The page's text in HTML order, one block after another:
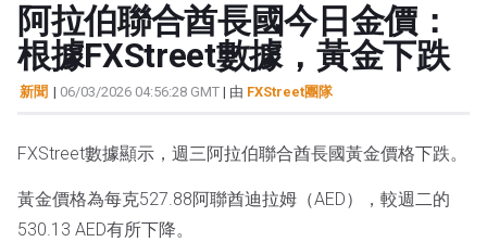
阿拉伯聯合酋長國今日金價：
根據FXStreet數據，黃金下跌
新聞 | 06/03/2026 04:56:28 GMT | 由 FXStreet團隊
FXStreet數據顯示，週三阿拉伯聯合酋長國黃金價格下跌。
黃金價格為每克527.88阿聯酋迪拉姆（AED），較週二的
530.13 AED有所下降。